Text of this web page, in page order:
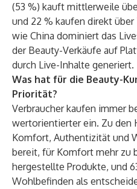
(53 %) kauft mittlerweile
und 22 % kaufen direkt
wie China dominiert das
der Beauty-Verkäufe auf
durch Live-Inhalte generiert.
Was hat für die Beauty-
Priorität?
Verbraucher kaufen immer
wertorientierter ein. Zu den
Komfort, Authentizität und
bereit, für Komfort mehr zu
hergestellte Produkte, und
Wohlbefinden als